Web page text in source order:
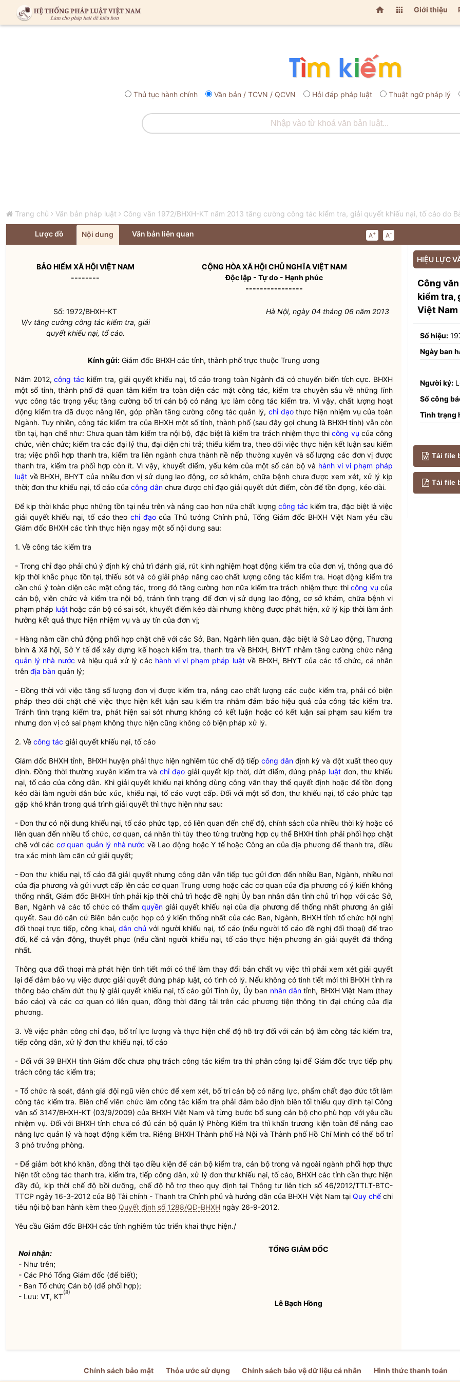
  Giới thiệu
Thủ tục hành chính Văn bản / TCVN / QCVN Hỏi đáp pháp luật Thuật ngữ pháp lý
Trang chủ Văn bản pháp luật Công văn 1972/BHXH-KT năm 2013 tăng cường công tác kiểm tra, giải quyết khiếu nại, tố cáo do
Lược đồ Nội dung Văn bản liên quan A+ A-
BẢO HIỂM XÃ HỘI VIỆT NAM
--------
CỘNG HÒA XÃ HỘI CHỦ NGHĨA VIỆT NAM
Độc lập - Tự do - Hạnh phúc
----------------
Số: 1972/BHXH-KT
V/v tăng cường công táckiểm tra, giải
quyết khiếu nại, tố cáo.
Hà Nội, ngày 04 tháng 06 năm 2013
Kính gửi: Giám đốc BHXH các tỉnh, thành phố trực thuộc Trung ương
Năm 2012,công tác kiểm tra, giải quyết khiếu nại, tố cáo trong toàn Ngành đã có chuyển biến tích cực. BHXH
một số tỉnh, thành phố đã quan tâm kiểm tra toàn diện các mặt công tác, kiểm tra chuyên sâu về những lĩnh
vựccông tác trọng yếu; tăng cường bố trí cán bộ có năng lực làmcông tác kiểm tra. Vì vậy, chất lượng hoạt
động kiểm tra đã được nâng lên, góp phần tăng cường công tác quản lý, chỉ đạothực hiện nhiệm vụ của toàn
Ngành. Tuy nhiên,công tác kiểm tra của BHXH một số tỉnh, thành phố (sau đây gọi chung là BHXH tỉnh) vẫn còn
tồn tại, hạn chế như: Chưa quan tâm kiểm tra nội bộ, đặc biệt là kiểm tra trách nhiệm thực thicông vụ của công
chức, viên chức; kiểm tra các đại lý thu, đại diện chi trả; thiếu kiểm tra, theo dõi việc thực hiện kết luận sau kiểm
tra; việc phối hợp thanh tra, kiểm tra liên ngành chưa thành nề nếp thường xuyên và số lượng các đơn vị được
thanh tra, kiểm tra phối hợp còn ít. Vì vậy, khuyết điểm, yếu kém của một số cán bộ và hành vi vi phạm pháp
luật về BHXH, BHYT của nhiều đơn vị sử dụng lao động, cơ sở khám, chữa bệnh chưa được xem xét, xử lý kịp
thời; đơn thư khiếu nại, tố cáo của công dân chưa được chỉ đạo giải quyết dứt điểm, còn để tồn đọng, kéo dài.
Để kịp thời khắc phục những tồn tại nêu trên và nâng cao hơn nữa chất lượng công tác kiểm tra, đặc biệt là việc
giải quyết khiếu nại, tố cáo theo chỉ đạocủa Thủ tướng Chính phủ, Tổng Giám đốc BHXH Việt Nam yêu cầu
Giám đốc BHXH các tỉnh thực hiện ngay một số nội dung sau:
1. Về công tác kiểm tra
- Trongchỉ đạo phải chú ý định kỳ chủ trì đánh giá, rút kinh nghiệm hoạt động kiểm tra của đơn vị, thông qua đó
kịp thời khắc phục tồn tại, thiếu sót và có giải pháp nâng cao chất lượngcông tác kiểm tra. Hoạt động kiểm tra
cần chú ý toàn diện các mặtcông tác, trong đó tăng cường hơn nữa kiểm tra trách nhiệm thực thicông vụ của
cán bộ, viên chức và kiểm tra nội bộ, tránh tình trạng để đơn vị sử dụng lao động, cơ sở khám, chữa bệnh vi
phạm pháp luật hoặc cán bộ có sai sót, khuyết điểm kéo dài nhưng không được phát hiện, xử lý kịp thời làm ảnh
hưởng kết quả thực hiện nhiệm vụ và uy tín của đơn vị;
- Hàng năm cần chủ động phối hợp chặt chẽ với các Sở, Ban, Ngành liên quan, đặc biệt là Sở Lao động, Thương
binh & Xã hội, Sở Y tế để xây dựng kế hoạch kiểm tra, thanh tra về BHXH, BHYT nhằm tăng cường chức năng
quản lý nhà nước và hiệu quả xử lý các hành vi vi phạm pháp luậtvề BHXH, BHYT của các tổ chức, cá nhân
trên địa bàn quản lý;
- Đồng thời với việc tăng số lượng đơn vị được kiểm tra, nâng cao chất lượng các cuộc kiểm tra, phải có biện
pháp theo dõi chặt chẽ việc thực hiện kết luận sau kiểm tra nhằm đảm bảo hiệu quả củacông tác kiểm tra.
Tránh tình trạng kiểm tra, phát hiện sai sót nhưng không có kết luận hoặc có kết luận sai phạm sau kiểm tra
nhưng đơn vị có sai phạm không thực hiện cũng không có biện pháp xử lý.
2. Về công tác giải quyết khiếu nại, tố cáo
Giám đốc BHXH tỉnh, BHXH huyện phải thực hiện nghiêm túc chế độ tiếp công dân định kỳ và đột xuất theo quy
định. Đồng thời thường xuyên kiểm tra vàchỉ đạo giải quyết kịp thời, dứt điểm, đúng pháp luật đơn, thư khiếu
nại, tố cáo của công dân. Khi giải quyết khiếu nại không dùng công văn thay thế quyết định hoặc để tồn đọng
kéo dài làm người dân bức xúc, khiếu nại, tố cáo vượt cấp. Đối với một số đơn, thư khiếu nại, tố cáo phức tạp
gặp khó khăn trong quá trình giải quyết thì thực hiện như sau:
- Đơn thư có nội dung khiếu nại, tố cáo phức tạp, có liên quan đến chế độ, chính sách của nhiều thời kỳ hoặc có
liên quan đến nhiều tổ chức, cơ quan, cá nhân thì tùy theo từng trường hợp cụ thể BHXH tỉnh phải phối hợp chặt
chẽ với các cơ quan quản lý nhà nước về Lao động hoặc Y tế hoặc Công an của địa phương để thanh tra, điều
tra xác minh làm căn cứ giải quyết;
- Đơn thư khiếu nại, tố cáo đã giải quyết nhưng công dân vẫn tiếp tục gửi đơn đến nhiều Ban, Ngành, nhiều nơi
của địa phương và gửi vượt cấp lên các cơ quan Trung ương hoặc các cơ quan của địa phương có ý kiến không
thống nhất, Giám đốc BHXH tỉnh phải kịp thời chủ trì hoặc đề nghị Ủy ban nhân dân tỉnh chủ trì họp với các Sở,
Ban, Ngành và các tổ chức có thẩmquyền giải quyết khiếu nại của địa phương để thống nhất phương án giải
quyết. Sau đó căn cứ Biên bản cuộc họp có ý kiến thống nhất của các Ban, Ngành, BHXH tỉnh tổ chức hội nghị
đối thoại trực tiếp, công khai,dân chủ với người khiếu nại, tố cáo (nếu người tố cáo đề nghị đối thoại) để trao
đổi, kể cả vận động, thuyết phục (nếu cần) người khiếu nại, tố cáo thực hiện phương án giải quyết đã thống
nhất.
Thông qua đối thoại mà phát hiện tình tiết mới có thể làm thay đổi bản chất vụ việc thì phải xem xét giải quyết
lại để đảm bảo vụ việc được giải quyết đúng pháp luật, có tình có lý. Nếu không có tình tiết mới thì BHXH tỉnh ra
thông báo chấm dứt thụ lý giải quyết khiếu nại, tố cáo gửi Tỉnh ủy, Ủy ban nhân dân tỉnh, BHXH Việt Nam (thay
báo cáo) và các cơ quan có liên quan, đồng thời đăng tải trên các phương tiện thông tin đại chúng của địa
phương.
3. Về việc phân côngchỉ đạo, bố trí lực lượng và thực hiện chế độ hỗ trợ đối với cán bộ làmcông tác kiểm tra,
tiếp công dân, xử lý đơn thư khiếu nại, tố cáo
- Đối với 39 BHXH tỉnh Giám đốc chưa phụ trách công tác kiểm tra thì phân công lại để Giám đốc trực tiếp phụ
trách công tác kiểm tra;
- Tổ chức rà soát, đánh giá đội ngũ viên chức để xem xét, bố trí cán bộ có năng lực, phẩm chất đạo đức tốt làm
công tác kiểm tra. Biên chế viên chức làm công tác kiểm tra phải đảm bảo định biên tối thiểu quy định tại Công
văn số 3147/BHXH-KT (03/9/2009) của BHXH Việt Nam và từng bước bổ sung cán bộ cho phù hợp với yêu cầu
nhiệm vụ. Đối với BHXH tỉnh chưa có đủ cán bộ quản lý Phòng Kiểm tra thì khẩn trương kiện toàn để nâng cao
năng lực quản lý và hoạt động kiểm tra. Riêng BHXH Thành phố Hà Nội và Thành phố Hồ Chí Minh có thể bố trí
3 phó trưởng phòng.
- Để giảm bớt khó khăn, đồng thời tạo điều kiện để cán bộ kiểm tra, cán bộ trong và ngoài ngành phối hợp thực
hiện tốtcông tác thanh tra, kiểm tra, tiếpcông dân, xử lý đơn thư khiếu nại, tố cáo, BHXH các tỉnh cần thực hiện
đầy đủ, kịp thời chế độ bồi dưỡng, chế độ hỗ trợ theo quy định tại Thông tư liên tịch số 46/2012/TTLT-BTC-
TTCP ngày 16-3-2012 của Bộ Tài chính - Thanh tra Chính phủ và hướng dẫn của BHXH Việt Nam tại Quy chếchi
tiêu nội bộ ban hành kèm theo Quyết định số 1288/QĐ-BHXH ngày 26-9-2012.
Yêu cầu Giám đốc BHXH các tỉnh nghiêm túc triển khai thực hiện./
Nơi nhận:
- Như trên;
- Các Phó Tổng Giám đốc (để biết);
- Ban Tổ chức Cán bộ (để phối hợp);
- Lưu: VT, KT(8)
TỔNG GIÁM ĐỐC
Lê Bạch Hồng
HIỆU LỰC
Công
kiểm tra,
Việt Nam
Số hiệu:
Ngày ban
Người ký:
Số công
Tình trạng
Tải file
Tải file
Chính sách bảo mật Thỏa ước sử dụng Chính sách bảo vệ dữ liệu cá nhân Hình thức thanh toán